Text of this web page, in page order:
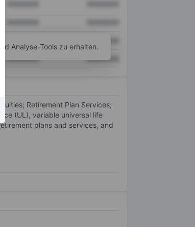
XXXXXXX XXXXXXX
Analyse-Tools zu erhalten.
Retirement Plan Services;
(UL), variable universal life
plans and services, and